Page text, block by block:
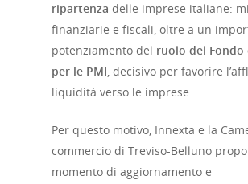
ripartenza delle imprese italiane:
finanziarie e fiscali, oltre a un
potenziamento del ruolo del Fondo
per le PMI, decisivo per favorire
liquidità verso le imprese.
Per questo motivo, Innexta e la
commercio di Treviso-Belluno
momento di aggiornamento e